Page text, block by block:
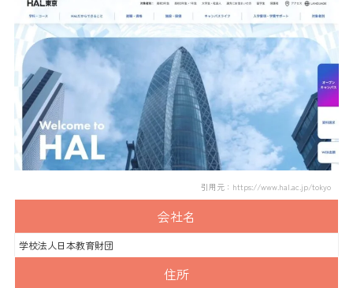
引用元：https://www.hal.ac.jp/tokyo
会社名
学校法人日本教育財団
住所